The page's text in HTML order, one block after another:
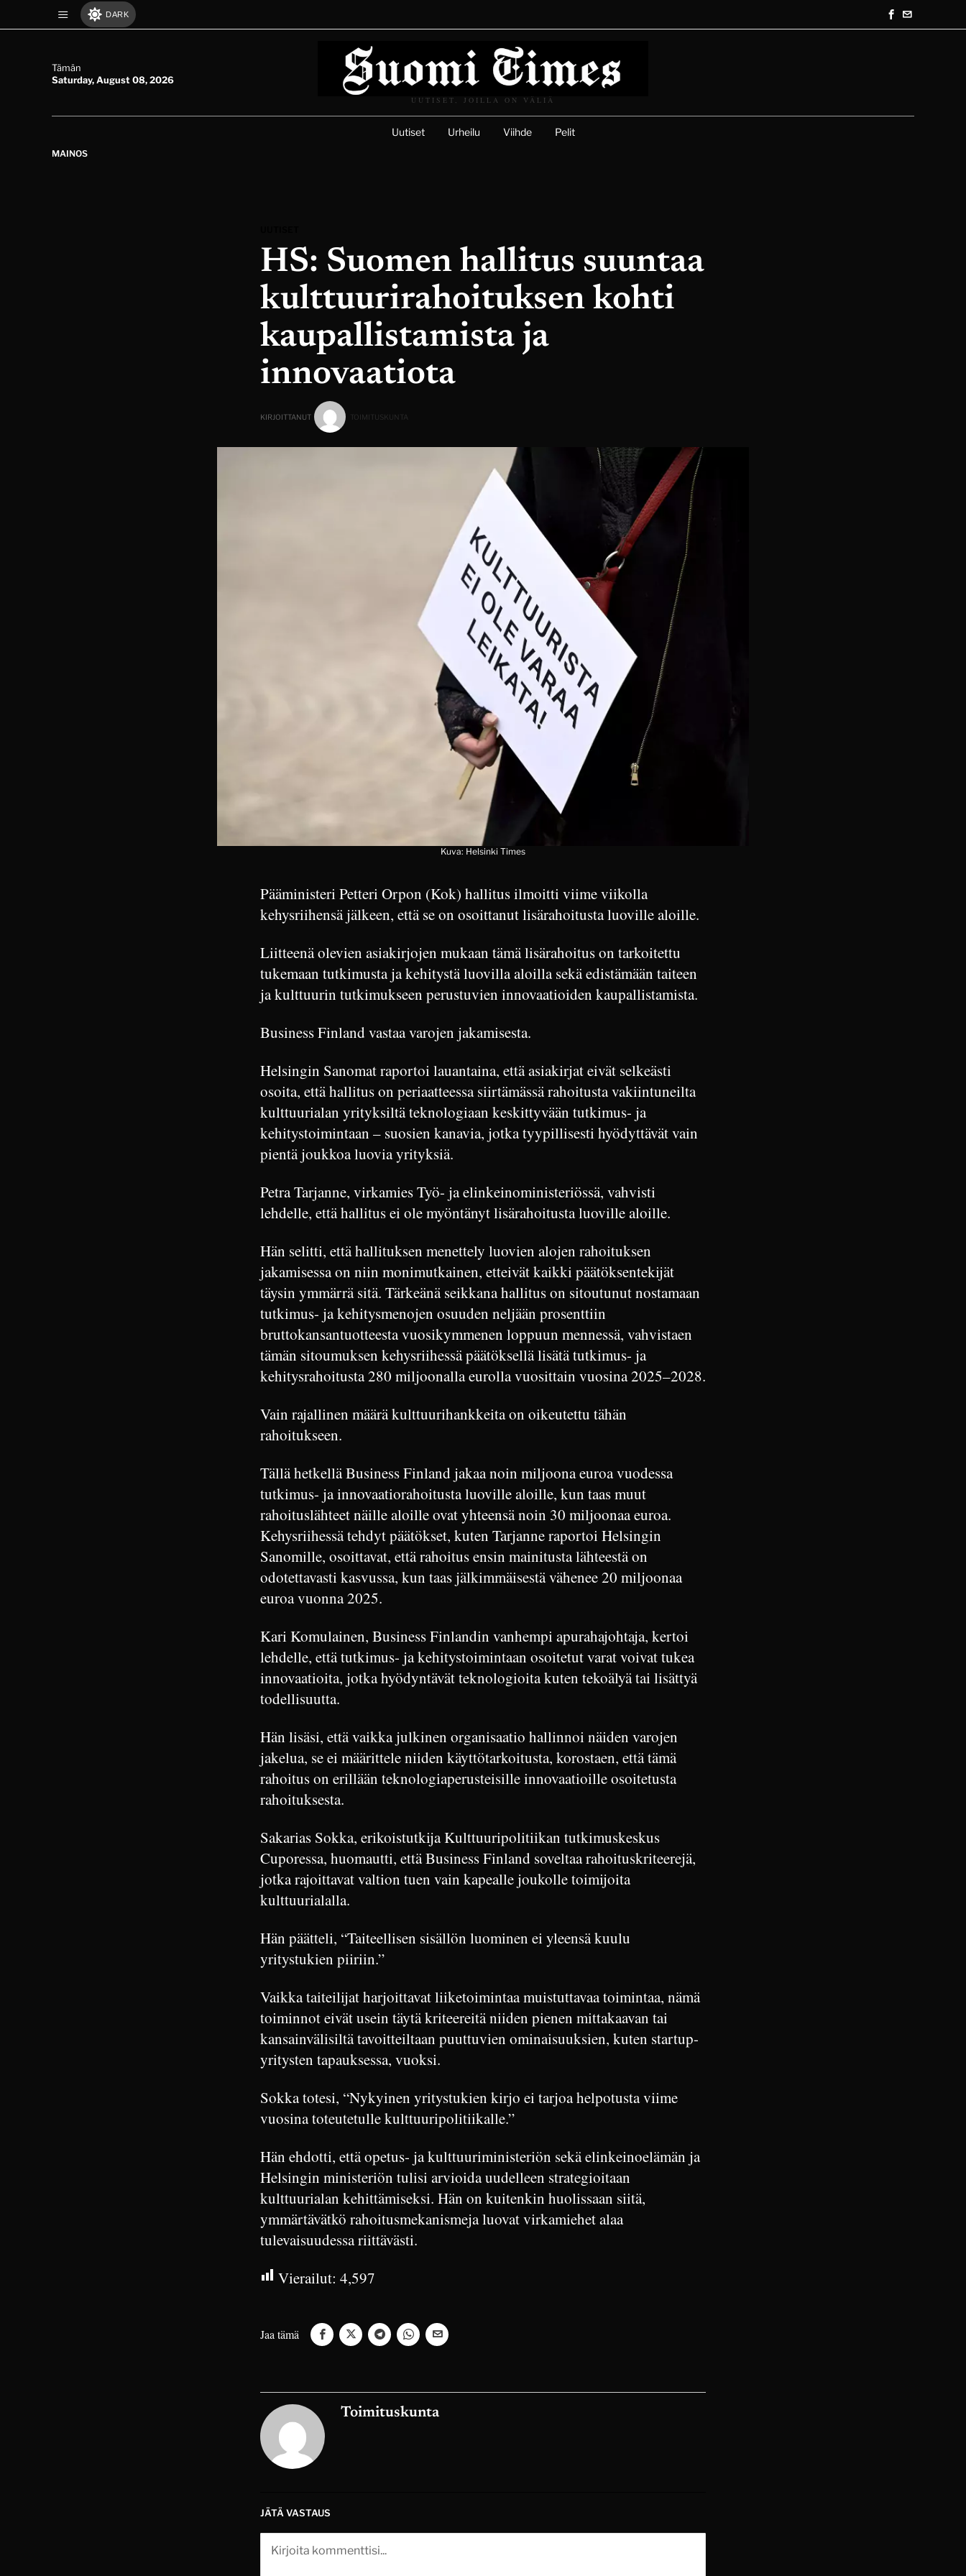
DARK
Tämän
Saturday, August 08, 2026
UUTISET, JOILLA ON VÄLIÄ
Uutiset Urheilu Viihde Pelit
MAINOS
HS: Suomen hallitus suuntaa
kulttuurirahoituksen kohti
kaupallistamista ja
innovaatiota
KIRJOITTANUT TOIMITUSKUNTA
Kuva: Helsinki Times
Pääministeri Petteri Orpon (Kok) hallitus ilmoitti viime viikolla
kehysriihensä jälkeen, että se on osoittanut lisärahoitusta luoville aloille.
Liitteenä olevien asiakirjojen mukaan tämä lisärahoitus on tarkoitettu
tukemaan tutkimusta ja kehitystä luovilla aloilla sekä edistämään taiteen
ja kulttuurin tutkimukseen perustuvien innovaatioiden kaupallistamista.
Business Finland vastaa varojen jakamisesta.
Helsingin Sanomat raportoi lauantaina, että asiakirjat eivät selkeästi
osoita, että hallitus on periaatteessa siirtämässä rahoitusta vakiintuneilta
kulttuurialan yrityksiltä teknologiaan keskittyvään tutkimus- ja
kehitystoimintaan – suosien kanavia, jotka tyypillisesti hyödyttävät vain
pientä joukkoa luovia yrityksiä.
Petra Tarjanne, virkamies Työ- ja elinkeinoministeriössä, vahvisti
lehdelle, että hallitus ei ole myöntänyt lisärahoitusta luoville aloille.
Hän selitti, että hallituksen menettely luovien alojen rahoituksen
jakamisessa on niin monimutkainen, etteivät kaikki päätöksentekijät
täysin ymmärrä sitä. Tärkeänä seikkana hallitus on sitoutunut nostamaan
tutkimus- ja kehitysmenojen osuuden neljään prosenttiin
bruttokansantuotteesta vuosikymmenen loppuun mennessä, vahvistaen
tämän sitoumuksen kehysriihessä päätöksellä lisätä tutkimus- ja
kehitysrahoitusta 280 miljoonalla eurolla vuosittain vuosina 2025–2028.
Vain rajallinen määrä kulttuurihankkeita on oikeutettu tähän
rahoitukseen.
Tällä hetkellä Business Finland jakaa noin miljoona euroa vuodessa
tutkimus- ja innovaatiorahoitusta luoville aloille, kun taas muut
rahoituslähteet näille aloille ovat yhteensä noin 30 miljoonaa euroa.
Kehysriihessä tehdyt päätökset, kuten Tarjanne raportoi Helsingin
Sanomille, osoittavat, että rahoitus ensin mainitusta lähteestä on
odotettavasti kasvussa, kun taas jälkimmäisestä vähenee 20 miljoonaa
euroa vuonna 2025.
Kari Komulainen, Business Finlandin vanhempi apurahajohtaja, kertoi
lehdelle, että tutkimus- ja kehitystoimintaan osoitetut varat voivat tukea
innovaatioita, jotka hyödyntävät teknologioita kuten tekoälyä tai lisättyä
todellisuutta.
Hän lisäsi, että vaikka julkinen organisaatio hallinnoi näiden varojen
jakelua, se ei määrittele niiden käyttötarkoitusta, korostaen, että tämä
rahoitus on erillään teknologiaperusteisille innovaatioille osoitetusta
rahoituksesta.
Sakarias Sokka, erikoistutkija Kulttuuripolitiikan tutkimuskeskus
Cuporessa, huomautti, että Business Finland soveltaa rahoituskriteerejä,
jotka rajoittavat valtion tuen vain kapealle joukolle toimijoita
kulttuurialalla.
Hän päätteli, “Taiteellisen sisällön luominen ei yleensä kuulu
yritystukien piiriin.”
Vaikka taiteilijat harjoittavat liiketoimintaa muistuttavaa toimintaa, nämä
toiminnot eivät usein täytä kriteereitä niiden pienen mittakaavan tai
kansainvälisiltä tavoitteiltaan puuttuvien ominaisuuksien, kuten startup-
yritysten tapauksessa, vuoksi.
Sokka totesi, “Nykyinen yritystukien kirjo ei tarjoa helpotusta viime
vuosina toteutetulle kulttuuripolitiikalle.”
Hän ehdotti, että opetus- ja kulttuuriministeriön sekä elinkeinoelämän ja
Helsingin ministeriön tulisi arvioida uudelleen strategioitaan
kulttuurialan kehittämiseksi. Hän on kuitenkin huolissaan siitä,
ymmärtävätkö rahoitusmekanismeja luovat virkamiehet alaa
tulevaisuudessa riittävästi.
Vierailut: 4,597
Jaa tämä
Toimituskunta
JÄTÄ VASTAUS